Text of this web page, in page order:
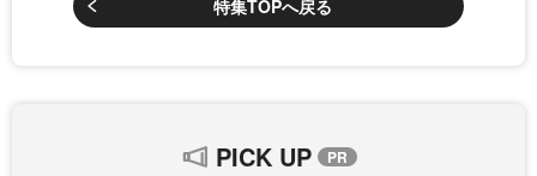
特集TOPへ戻る
PICK UP